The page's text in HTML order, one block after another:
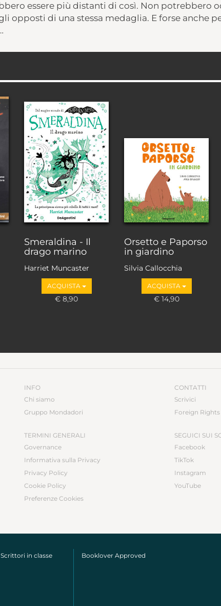
essere più distanti di così. Non potrebbero
opposti di una stessa medaglia. E forse anche
Smeraldina - Il
drago marino
Harriet Muncaster
ACQUISTA
€ 8,90
Orsetto e Paporso
in giardino
Silvia Callocchia
ACQUISTA
€ 14,90
INFO
Chi siamo
Gruppo Mondadori
TERMINI GENERALI
Governance
Informativa sulla Privacy
Privacy Policy
Cookie Policy
Preferenze Cookies
CONTATTI
Scrivici
Foreign Rights
SEGUICI SUI
Facebook
TikTok
Instagram
YouTube
Scrittori in classe Booklover Approved